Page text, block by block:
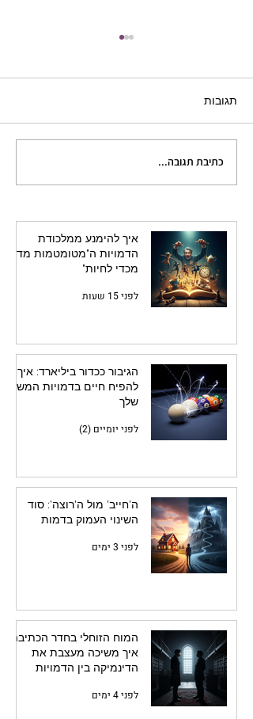
הגיבור ככדור ביליארד: איך
להפיח חיים בדמויות המשנה
תגובות
כתיבת תגובה...
איך להימנע ממלכודת
הדמויות ה"מטומטמות מדי
מכדי לחיות"
לפני 15 שעות
הגיבור ככדור ביליארד: איך
להפיח חיים בדמויות המשנה
שלך
לפני יומיים (2)
ה'חייב' מול ה'רוצה': סוד
השינוי העמוק בדמות
לפני 3 ימים
המוח הזוחלי בחדר הכתיבה:
איך משיכה מעצבת את
הדינמיקה בין הדמויות
לפני 4 ימים